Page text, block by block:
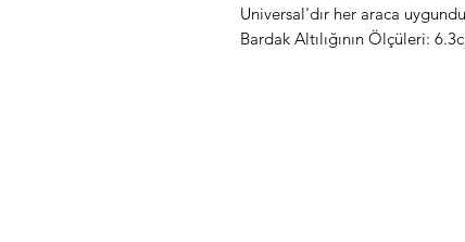
Universal'dır her araca
Bardak Altılığının Ölçüleri: